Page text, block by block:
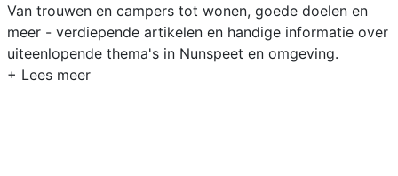
Van trouwen en campers tot wonen, goede doelen en
meer - verdiepende artikelen en handige informatie over
uiteenlopende thema's in Nunspeet en omgeving.